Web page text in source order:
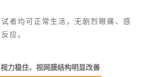
者均可正常生活，无剧烈眼痛、感
应。
视力稳住、视网膜结构明显改善